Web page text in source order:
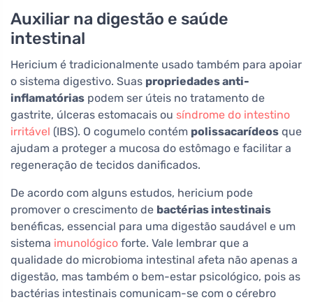
Auxiliar na digestão e saúde
intestinal
Hericium é tradicionalmente usado também para apoiar
o sistema digestivo. Suas propriedades anti-
inflamatórias podem ser úteis no tratamento de
gastrite, úlceras estomacais ou síndrome do intestino
irritável (IBS). O cogumelo contém polissacarídeos que
ajudam a proteger a mucosa do estômago e facilitar a
regeneração de tecidos danificados.
De acordo com alguns estudos, hericium pode
promover o crescimento de bactérias intestinais
benéficas, essencial para uma digestão saudável e um
sistema imunológico forte. Vale lembrar que a
qualidade do microbioma intestinal afeta não apenas a
digestão, mas também o bem-estar psicológico, pois as
bactérias intestinais comunicam-se com o cérebro